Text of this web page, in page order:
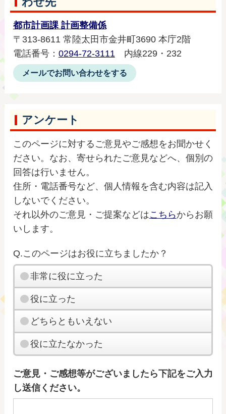
都市計画課 計画整備係
〒313-8611 常陸太田市金井町3690 本庁2階
電話番号： 0294-72-3111内線229・232
メールでお問い合わせをする
アンケート
このページに対するご意見やご感想をお聞かせく
ださい。なお、寄せられたご意見などへ、個別の
回答は行いません。
住所・電話番号など、個人情報を含む内容は記入
しないでください。
それ以外のご意見・ご提案などはこちらからお願
いします。
Q.このページはお役に立ちましたか？
非常に役に立った
役に立った
どちらともいえない
役に立たなかった
ご意見・ご感想等がございましたら下記をご入力
し送信ください。